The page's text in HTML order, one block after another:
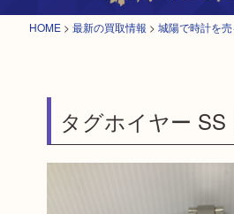
HOME > 最新の買取情報 > 城陽で時計を
タグホイヤー